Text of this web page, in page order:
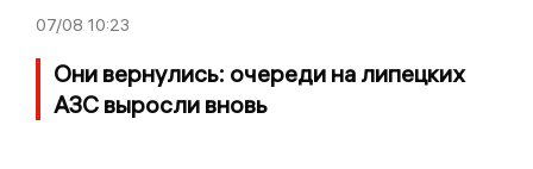
07/08 10:23
Они вернулись: очереди на липецких
АЗС выросли вновь